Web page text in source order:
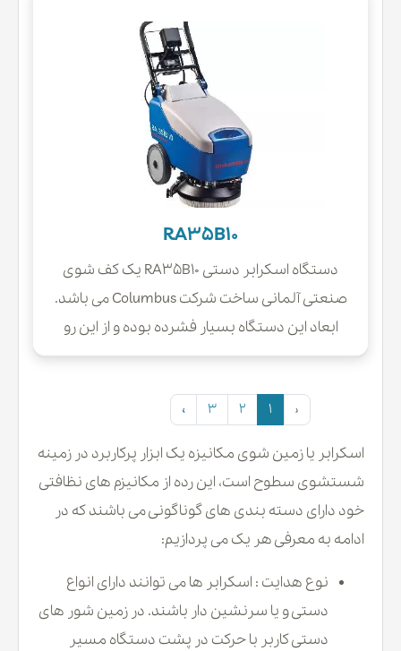
RA35B10
دستگاه اسکرابر دستی RA35B10 یک کف شوی
صنعتی آلمانی ساخت شرکت Columbus می باشد.
ابعاد این دستگاه بسیار فشرده بوده و از این رو
گزینه مناسبی برای نظافت فضا های کوچک و
‹
1
2
3
›
اسکرابر یا زمین شوی مکانیزه یک ابزار پرکاربرد در زمینه
شستشوی سطوح است، این رده از مکانیزم های نظافتی
خود دارای دسته بندی های گوناگونی می باشند که در
ادامه به معرفی هر یک می پردازیم:
نوع هدایت : اسکرابر ها می توانند دارای انواع
دستی و یا سرنشین دار باشند. در زمین شور های
دستی کاربر با حرکت در پشت دستگاه مسیر